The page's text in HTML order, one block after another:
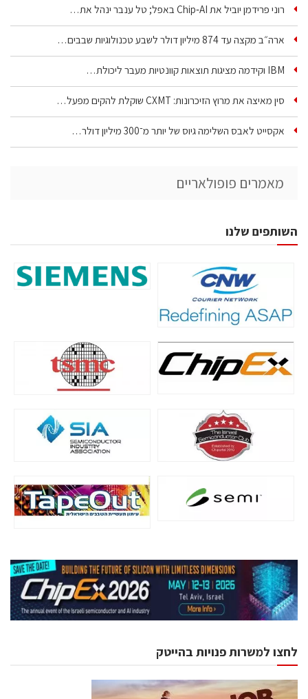
רוני פרידמן יוביל את Chip‑AI באפל; טל ענבר ינהל את…
ארה״ב מקצה עד 874 מיליון דולר לשבע טכנולוגיות שבבים…
IBM וקידמה מציגות תוצאות קוונטיות מעבר ליכולת…
סין מאיצה את מרוץ הזיכרונות: CXMT שוקלת להקים מפעל…
אקסייט לאבס השלימה גיוס של יותר מ־300 מיליון דולר…
מאמרים פופולאריים
השותפים שלנו
לחצו למשרות פנויות בהייטק